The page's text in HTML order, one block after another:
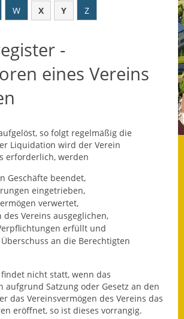
Datenschutz
Datenschutz im
Steueramt
Was die Alten noch
wussten!
Wagner-Werkstatt
Informationsbroschüre
Lärmaktionsplan
Leichte Sprache
Infos in Leichter Sprache
W X Y Z
-
eines Vereins
so folgt regelmäßig die
Liquidation wird der Verein
erforderlich, werden
Geschäfte beendet,
eingetrieben,
verwertet,
des Vereins ausgeglichen,
erfüllt und
an die Berechtigten
nicht statt, wenn das
aufgrund Satzung oder Gesetz an den
das Vereinsvermögen des Vereins das
eröffnet, so ist dieses vorrangig.